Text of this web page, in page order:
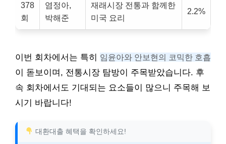
378
회
염정아,
박해준
재래시장 전통과 함께한
미국 요리
2.2%
이번 회차에서는 특히 임윤아와 안보현의 코믹한 호흡
이 돋보이며, 전통시장 탐방이 주목받았습니다. 후
속 회차에서도 기대되는 요소들이 많으니 주목해 보
시기 바랍니다!
대환대출 혜택을 확인하세요!